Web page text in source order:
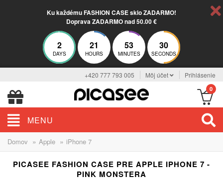
Ku každému FASHION CASE sklo ZADARMO!
Doprava ZADARMO nad 50.00 €
2
DAYS
21
HOURS
53
MINUTES
29
SECONDS
+420 777 793 005 Môj účet Prihlásenie
0
MENU
Domov » Apple » iPhone 7
PICASEE FASHION CASE PRE APPLE IPHONE 7 -
PINK MONSTERA